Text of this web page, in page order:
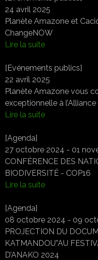
24 avril 2025
Planète Amazone et
ChangeNOW
Lire la suite
[Evénements publics]
22 avril 2025
Planète Amazone vous
exceptionnelle à
Lire la suite
[Agenda]
27 octobre 2024 - 01
CONFÉRENCE DES
BIODIVERSITÉ - COP16
Lire la suite
[Agenda]
08 octobre 2024 - 09
PROJECTION DU
KATMANDOU”AU
D’ANAKO 2024